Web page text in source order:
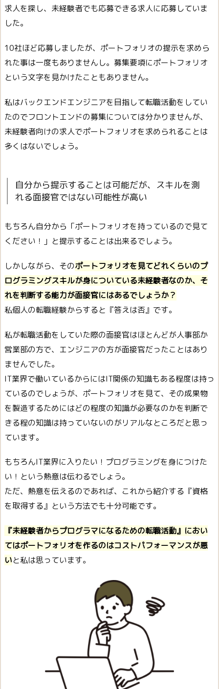
求人を探し、未経験者でも応募できる求人に応募していま
した。
10社ほど応募しましたが、ポートフォリオの提示を求めら
れた事は一度もありませんし。募集要項にポートフォリオ
という文字を見かけたこともありません。
私はバックエンドエンジニアを目指して転職活動をしてい
たのでフロントエンドの募集については分かりませんが、
未経験者向けの求人でポートフォリオを求められることは
多くはないでしょう。
自分から提示することは可能だが、スキルを測
れる面接官ではない可能性が高い
もちろん自分から「ポートフォリオを持っているので見て
ください！」と提示することは出来るでしょう。
しかしながら、そのポートフォリオを見てどれくらいのプ
ログラミングスキルが身についている未経験者なのか、そ
れを判断する能力が面接官にはあるでしょうか？
私個人の転職経験からすると『答えは否』です。
私が転職活動をしていた際の面接官はほとんどが人事部か
営業部の方で、エンジニアの方が面接官だったことはあり
ませんでした。
IT業界で働いているからにはIT関係の知識もある程度は持っ
ているのでしょうが、ポートフォリオを見て、その成果物
を製造するためにはどの程度の知識が必要なのかを判断で
きる程の知識は持っていないのがリアルなところだと思っ
ています。
もちろんIT業界に入りたい！プログラミングを身につけた
い！という熱意は伝わるでしょう。
ただ、熱意を伝えるのであれば、これから紹介する『資格
を取得する』という方法でも十分可能です。
『未経験者からプログラマになるための転職活動』におい
てはポートフォリオを作るのはコストパフォーマンスが悪
いと私は思っています。